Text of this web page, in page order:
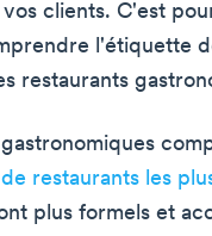
clients. C'est
l'étiquette
restaurants
restaurants les
plus formels et